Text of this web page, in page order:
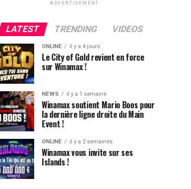
ADVERTISEMENT
LATEST TRENDING VIDEOS
ONLINE il y a 4 jours
Le City of Gold revient en force
sur Winamax !
NEWS il y a 1 semaine
Winamax soutient Mario Boos pour
la dernière ligne droite du Main
Event !
ONLINE il y a 2 semaines
Winamax vous invite sur ses
Islands !